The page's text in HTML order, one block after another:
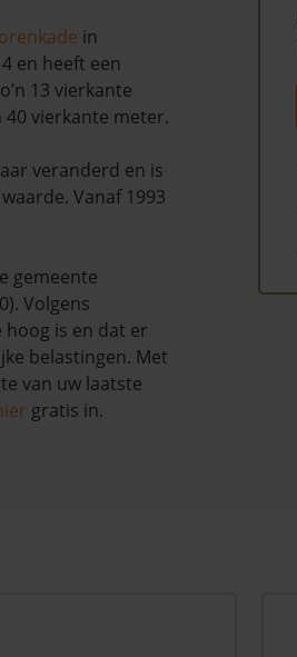
in
en heeft een
13 vierkante
vierkante meter.
veranderd en is
Vanaf 1993
gemeente
Volgens
hoog is en dat er
belastingen. Met
van uw laatste
gratis in.